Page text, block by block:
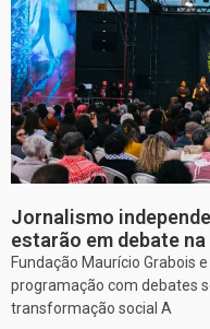
Jornalismo
estarão em debate
Fundação Maurício Grabois
programação com debates
transformação social A